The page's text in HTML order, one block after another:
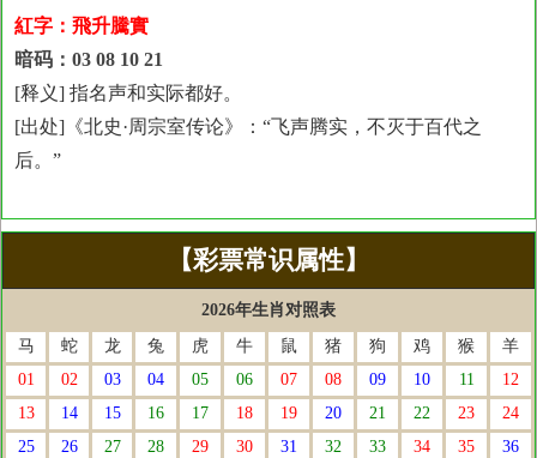
紅字：飛升騰實
暗码：03 08 10 21
[释义] 指名声和实际都好。
[出处]《北史·周宗室传论》：“飞声腾实，不灭于百代之
后。”
【彩票常识属性】
2026年生肖对照表
马
蛇 龙 兔 虎 牛 鼠 猪 狗 鸡 猴
羊
01
02 03 04 05 06 07 08 09 10 11
12
13
14 15 16 17 18 19 20 21 22 23
24
25
26 27 28 29 30 31 32 33 34 35
36